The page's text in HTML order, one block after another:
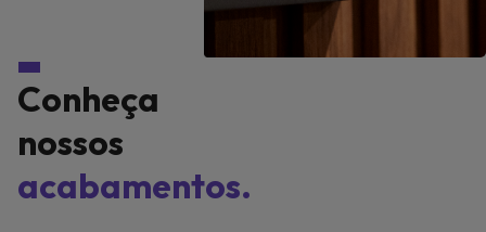
Conheça
nossos
acabamentos.